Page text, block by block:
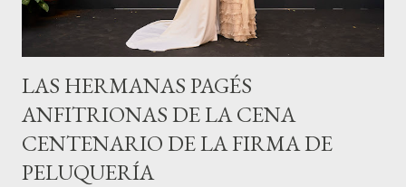
LAS HERMANAS PAGÉS
ANFITRIONAS DE LA CENA
CENTENARIO DE LA FIRMA DE
PELUQUERÍA